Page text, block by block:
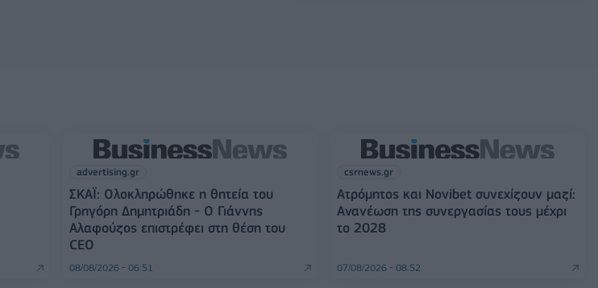
advertising.gr
ΣΚΑΪ: Ολοκληρώθηκε η θητεία του
Γρηγόρη Δημητριάδη - Ο Γιάννης
Αλαφούζος επιστρέφει στη θέση του
CEO
08/08/2026 - 06:51
csrnews.gr
Ατρόμητος και Novibet συνεχίζουν μαζί:
Ανανέωση της συνεργασίας τους μέχρι
το 2028
07/08/2026 - 08:52